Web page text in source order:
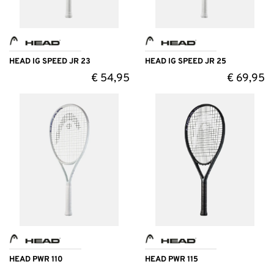
HEAD IG SPEED JR 23
€54,95
HEAD IG SPEED JR 25
€ 69,95
HEAD PWR 110 HEAD PWR 115